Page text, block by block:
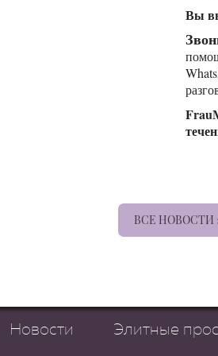
Вы
ВСЕ НОВОСТИ
Новости Элитные